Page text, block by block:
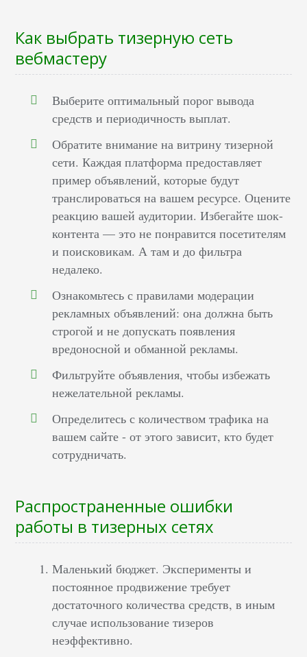
Как выбрать тизерную сеть
вебмастеру
Выберите оптимальный порог вывода
средств и периодичность выплат.
Обратите внимание на витрину тизерной
сети. Каждая платформа предоставляет
пример объявлений, которые будут
транслироваться на вашем ресурсе. Оцените
реакцию вашей аудитории. Избегайте шок-
контента — это не понравится посетителям
и поисковикам. А там и до фильтра
недалеко.
Ознакомьтесь с правилами модерации
рекламных объявлений: она должна быть
строгой и не допускать появления
вредоносной и обманной рекламы.
Фильтруйте объявления, чтобы избежать
нежелательной рекламы.
Определитесь с количеством трафика на
вашем сайте - от этого зависит, кто будет
сотрудничать.
Распространенные ошибки
работы в тизерных сетях
Маленький бюджет. Эксперименты и
постоянное продвижение требует
достаточного количества средств, в иным
случае использование тизеров
неэффективно.